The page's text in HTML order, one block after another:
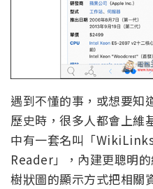
遇到不懂的事，或想要知
歷史時，很多人都會上
中有一套名叫「
Reader」，內建更聰明
樹狀圖的顯示方式把相關